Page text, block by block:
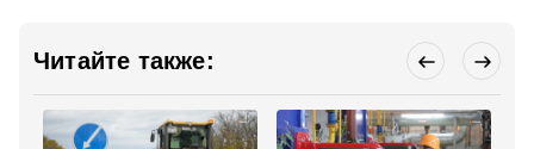
Читайте также: